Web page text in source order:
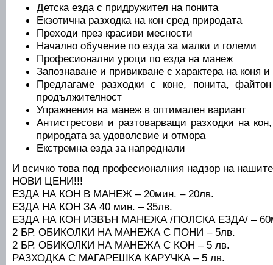
Детска езда с придружител на понита
Екзотична разходка на кон сред природата
Преходи през красиви месности
Начално обучение по езда за малки и големи
Професионални уроци по езда на манеж
Запознаване и привикване с характера на коня
Предлагаме разходки с коне, понита,
продължителност
Упражнения на манеж в оптимален вариант
Антистресови и разтоварващи разходки на
природата за удоволсвие и отмора
Екстремна езда за напреднали
И всичко това под професионалния надзор на
НОВИ ЦЕНИ!!!
ЕЗДА НА КОН В МАНЕЖ – 20мин. – 20лв.
ЕЗДА НА КОН ЗА 40 мин. – 35лв.
ЕЗДА НА КОН ИЗВЪН МАНЕЖА /ПОЛСКА ЕЗДА/ –
2 БР. ОБИКОЛКИ НА МАНЕЖА С ПОНИ – 5лв.
2 БР. ОБИКОЛКИ НА МАНЕЖА С КОН – 5 лв.
РАЗХОДКА С МАГАРЕШКА КАРУЧКА – 5 лв.